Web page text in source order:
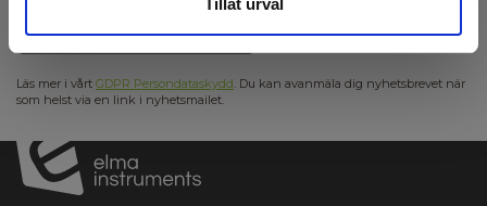
Tillåt urval
Anmäl mig
Läs mer i vårt GDPR Persondataskydd. Du kan avanmäla dig nyhetsbrevet när
som helst via en link i nyhetsmailet.